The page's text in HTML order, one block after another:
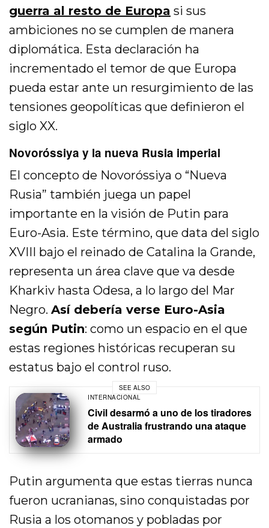
guerra al resto de Europa si sus
ambiciones no se cumplen de manera
diplomática. Esta declaración ha
incrementado el temor de que Europa
pueda estar ante un resurgimiento de las
tensiones geopolíticas que definieron el
siglo XX.
Novoróssiya y la nueva Rusia imperial
El concepto de Novoróssiya o “Nueva
Rusia” también juega un papel
importante en la visión de Putin para
Euro-Asia. Este término, que data del siglo
XVIII bajo el reinado de Catalina la Grande,
representa un área clave que va desde
Kharkiv hasta Odesa, a lo largo del Mar
Negro.Así debería verse Euro-Asia
según Putin: como un espacio en el que
estas regiones históricas recuperan su
estatus bajo el control ruso.
SEE ALSO
INTERNACIONAL
Civil desarmó a uno de los tiradores
de Australia frustrando una ataque
armado
Putin argumenta que estas tierras nunca
fueron ucranianas, sino conquistadas por
Rusia a los otomanos y pobladas por